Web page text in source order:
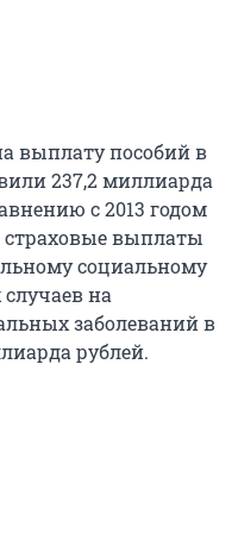
выплату пособий в
237,2 миллиарда
с 2013 годом
страховые выплаты
социальному
на
заболеваний в
рублей.